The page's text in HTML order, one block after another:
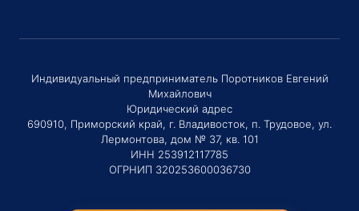
Индивидуальный предприниматель Поротников Евгений
Михайлович
Юридический адрес
690910, Приморский край, г. Владивосток, п. Трудовое, ул.
Лермонтова, дом № 37, кв. 101
ИНН 253912117785
ОГРНИП 320253600036730